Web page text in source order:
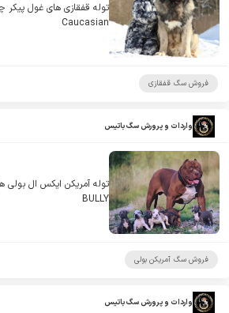
توله قفقازی های غول پیکر
Caucasian
فروش سگ قفقازی
واردات و پرورش سگ باتیس
BULLY
فروش سگ آمریکن بولی
واردات و پرورش سگ باتیس